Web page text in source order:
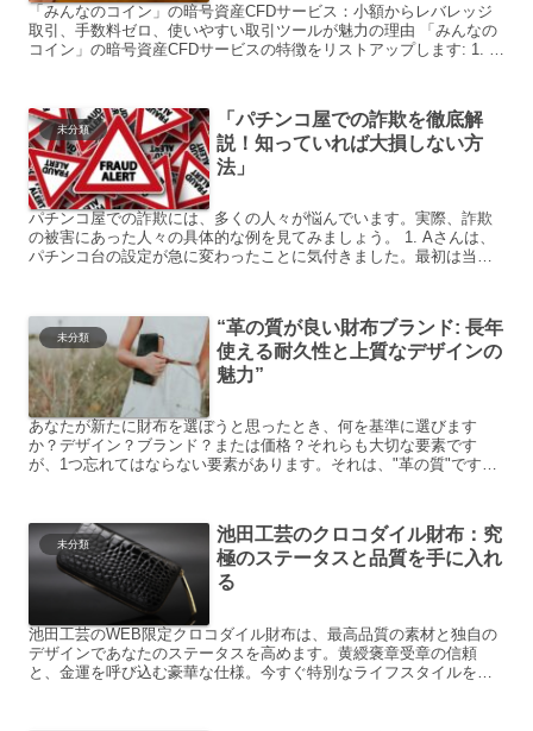
「みんなのコイン」の暗号資産CFDサービス：小額からレバレッジ
取引、手数料ゼロ、使いやすい取引ツールが魅力の理由 「みんなの
コイン」の暗号資産CFDサービスの特徴をリストアップします: 1. 少
未分類
「パチンコ屋での詐欺を徹底解
説！知っていれば大損しない方
法」
パチンコ屋での詐欺には、多くの人々が悩んでいます。実際、詐欺
の被害にあった人々の具体的な例を見てみましょう。 1. Aさんは、
パチンコ台の設定が急に変わったことに気付きました。最初は当た
未分類
“革の質が良い財布ブランド: 長年
使える耐久性と上質なデザインの
魅力”
あなたが新たに財布を選ぼうと思ったとき、何を基準に選びます
か？デザイン？ブランド？または価格？それらも大切な要素です
が、1つ忘れてはならない要素があります。それは、"革の質"です。
未分類
池田工芸のクロコダイル財布：究
極のステータスと品質を手に入れ
る
池田工芸のWEB限定クロコダイル財布は、最高品質の素材と独自の
デザインであなたのステータスを高めます。黄綬褒章受章の信頼
と、金運を呼び込む豪華な仕様。今すぐ特別なライフスタイルを手